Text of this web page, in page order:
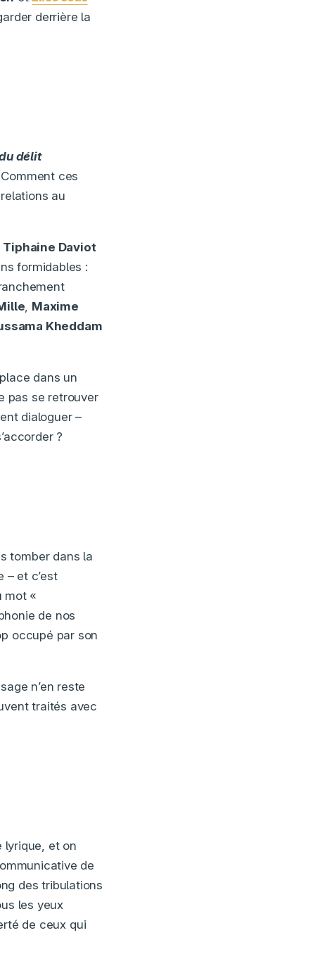
derrière la
délit
ces
au
Tiphaine Daviot
formidables :
Maxime
Kheddam
dans un
pas se retrouver
dialoguer –
?
tomber dans la
– et c’est
mot «
de nos
occupé par son
n’en reste
traités avec
lyrique, et on
de
des tribulations
les yeux
de ceux qui